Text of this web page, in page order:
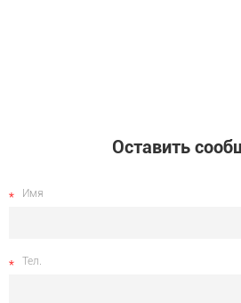
Оставить
Имя
Тел.